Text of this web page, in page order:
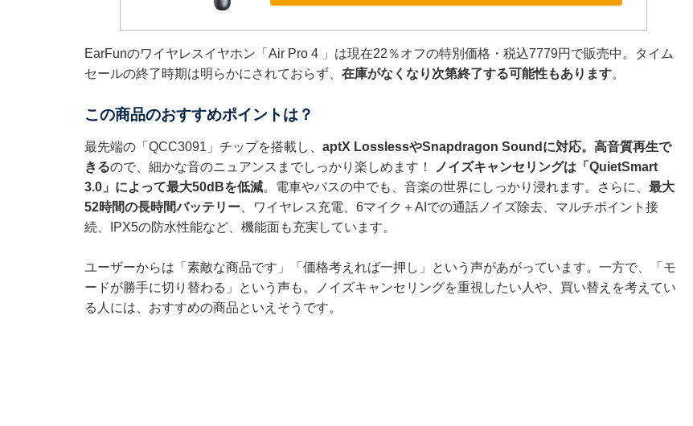
EarFunのワイヤレスイヤホン「Air Pro 4 」は現在22％オフの特別価格・税込7779円で販売中。タイム
セールの終了時期は明らかにされておらず、 在庫がなくなり次第終了する可能性もあります。
この商品のおすすめポイントは？
最先端の「QCC3091」チップを搭載し、 aptX LosslessやSnapdragon Soundに対応。高音質再生で
きるので、細かな音のニュアンスまでしっかり楽しめます！
ノイズキャンセリングは「QuietSmart
3.0」によって最大50dBを低減。電車やバスの中でも、音楽の世界にしっかり浸れます。さらに、 最大
52時間の長時間バッテリー、ワイヤレス充電、6マイク＋AIでの通話ノイズ除去、マルチポイント接
続、IPX5の防水性能など、機能面も充実しています。
ユーザーからは「素敵な商品です」「価格考えれば一押し」という声があがっています。一方で、「モ
ードが勝手に切り替わる」という声も。ノイズキャンセリングを重視したい人や、買い替えを考えてい
る人には、おすすめの商品といえそうです。